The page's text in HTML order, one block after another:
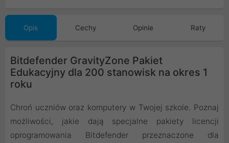
Opis Cechy Opinie Raty
Bitdefender GravityZone Pakiet
Edukacyjny dla 200 stanowisk na okres 1
roku
Chroń uczniów oraz komputery w Twojej szkole. Poznaj
możliwości, jakie dają specjalne pakiety licencji
oprogramowania Bitdefender przeznaczone dla